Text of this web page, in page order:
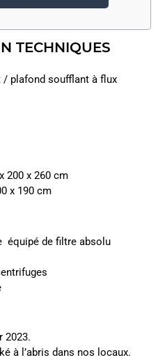
TECHNIQUES
/ plafond soufflant à flux
200 x 260 cm
x 190 cm
équipé de filtre absolu
2023.
à l’abris dans nos locaux.